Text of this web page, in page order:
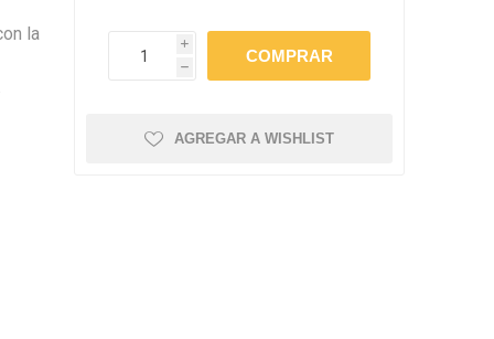
(Cepillos, peines y
la
i
h
AGREGAR A WISHLIST